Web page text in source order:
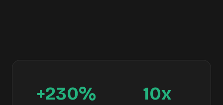
+230% 10x